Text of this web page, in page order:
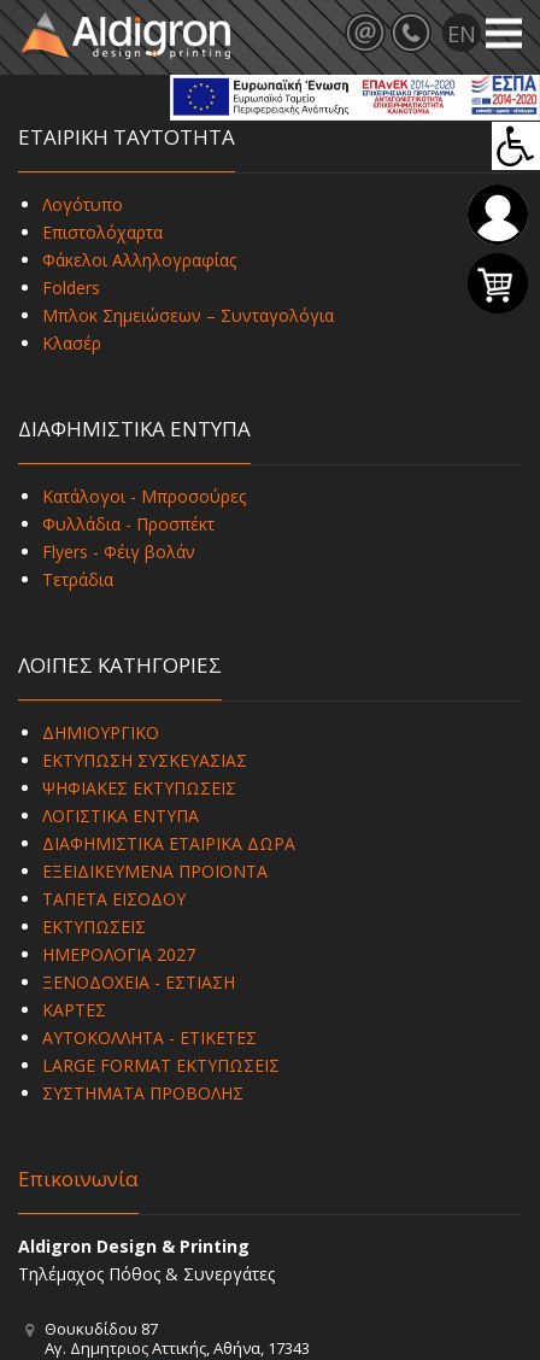
ΕΤΑΙΡΙΚΗ ΤΑΥΤΟΤΗΤΑ
Λογότυπο
Επιστολόχαρτα
Φάκελοι Αλληλογραφίας
Folders
Μπλοκ Σημειώσεων – Συνταγολόγια
Κλασέρ
ΔΙΑΦΗΜΙΣΤΙΚΑ ΕΝΤΥΠΑ
Κατάλογοι - Μπροσούρες
Φυλλάδια - Προσπέκτ
Flyers - Φέιγ βολάν
Τετράδια
ΛΟΙΠΕΣ ΚΑΤΗΓΟΡΙΕΣ
ΔΗΜΙΟΥΡΓΙΚΟ
ΕΚΤΥΠΩΣΗ ΣΥΣΚΕΥΑΣΙΑΣ
ΨΗΦΙΑΚΕΣ ΕΚΤΥΠΩΣΕΙΣ
ΛΟΓΙΣΤΙΚΑ ΕΝΤΥΠΑ
ΔΙΑΦΗΜΙΣΤΙΚΑ ΕΤΑΙΡΙΚΑ ΔΩΡΑ
ΕΞΕΙΔΙΚΕΥΜΕΝΑ ΠΡΟΪΟΝΤΑ
ΤΑΠΕΤΑ ΕΙΣΟΔΟΥ
ΕΚΤΥΠΩΣΕΙΣ
ΗΜΕΡΟΛΟΓΙΑ 2027
ΞΕΝΟΔΟΧΕΙΑ - ΕΣΤΙΑΣΗ
ΚΑΡΤΕΣ
ΑΥΤΟΚΟΛΛΗΤΑ - ΕΤΙΚΕΤΕΣ
LARGE FORMAT ΕΚΤΥΠΩΣΕΙΣ
ΣΥΣΤΗΜΑΤΑ ΠΡΟΒΟΛΗΣ
Επικοινωνία
Aldigron Design & Printing
Τηλέμαχος Πόθος & Συνεργάτες
Θουκυδίδου 87
Αγ. Δημητριος Αττικής, Αθήνα, 17343